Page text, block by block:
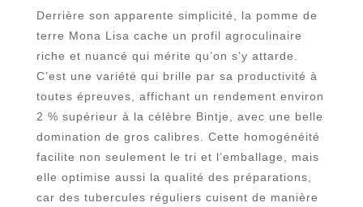
Derrière son apparente simplicité, la pomme de
terre Mona Lisa cache un profil agroculinaire
riche et nuancé qui mérite qu’on s’y attarde.
C’est une variété qui brille par sa productivité à
toutes épreuves, affichant un rendement environ
2 % supérieur à la célèbre Bintje, avec une belle
domination de gros calibres. Cette homogénéité
facilite non seulement le tri et l’emballage, mais
elle optimise aussi la qualité des préparations,
car des tubercules réguliers cuisent de manière